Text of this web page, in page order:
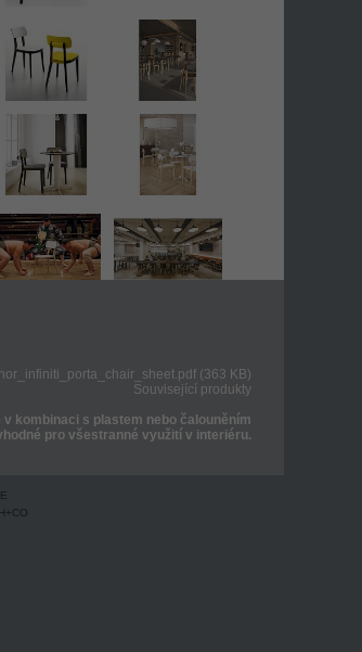
(363 KB)
Související produkty
v kombinaci s plastem nebo čalouněním
pro všestranné využití v interiéru.